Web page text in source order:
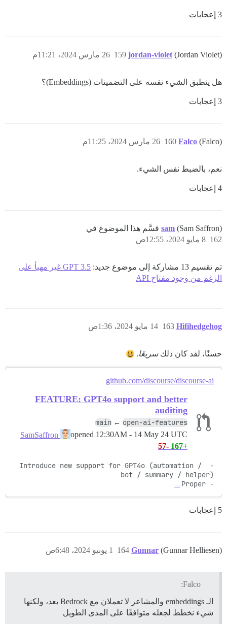
3 إعجابات
jordan-violet (Jordan Violet) 26 مارس 2024، 11:21م 159
هل ينطبق الشيء نفسه على التضمينات (Embeddings)؟
3 إعجابات
Falco (Falco) 26 مارس 2024، 11:25م 160
نعم، بالضبط نفس الشيء.
4 إعجابات
sam (Sam Saffron) قسَّم هذا الموضوع في
8 مايو 2024، 12:55ص 162
تم تقسيم 13 مشاركة إلى موضوع جديد:
GPT 3.5 غير مهيأ على
الرغم من وجود مفتاح API
Hifihedgehog 14 مايو 2024، 1:36ص 163
حسنًا، لقد كان ذلكسريعًا.
github.com/discourse/discourse-ai
FEATURE: GPT4o support and better
auditing
main ← open-ai-features
opened 12:30AM - 14 May 24 UTC
+167
-57
- Introduce new support for GPT4o (automation /
- Proper
…
5 إعجابات
Gunnar (Gunnar Helliesen) 1 يونيو 2024، 6:48ص 164
Falco:
الـ embeddings والمشاعر لا تعملان مع Bedrock بعد، ولكنها
شيء نخطط لجعله متوافقًا على المدى الطويل